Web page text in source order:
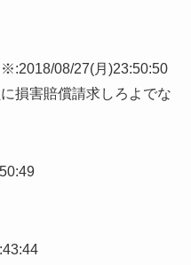
:2018/08/27(月)23:50:50
損害賠償請求しろよでな